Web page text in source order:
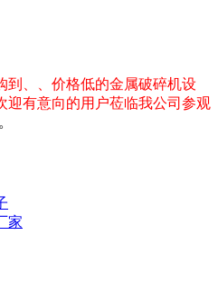
到、、价格低的金属破碎机设
迎有意向的用户莅临我公司参观
。
家